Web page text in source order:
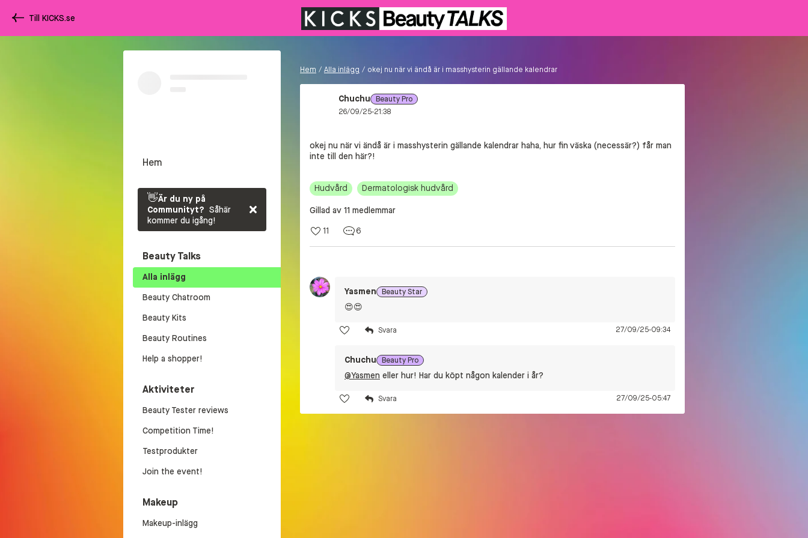
Till KICKS.se
Hem
👋Är du ny på
Communityt? Såhär
kommer du igång!
Beauty Talks
Alla inlägg
Beauty Chatroom
Beauty Kits
Beauty Routines
Help a shopper!
Aktiviteter
Beauty Tester reviews
Competition Time!
Testprodukter
Join the event!
Makeup
Makeup-inlägg
Hem / Alla inlägg / okej nu när vi ändå är i masshysterin gällande kalendrar
Chuchu
Beauty Pro
26/09/25-21:38
okej nu när vi ändå är i masshysterin gällande kalendrar haha, hur fin väska (necessär?) får man
inte till den här?!
Hudvård
Dermatologisk hudvård
Gillad av 11 medlemmar
11
6
Yasmen Beauty Star
😍😍
27/09/25-09:34
Chuchu Beauty Pro
@Yasmen eller hur! Har du köpt någon kalender i år?
27/09/25-05:47